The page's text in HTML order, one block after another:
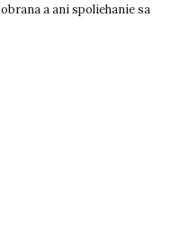
a ani spoliehanie sa